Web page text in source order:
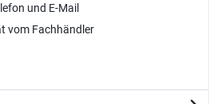
und E-Mail
vom Fachhändler